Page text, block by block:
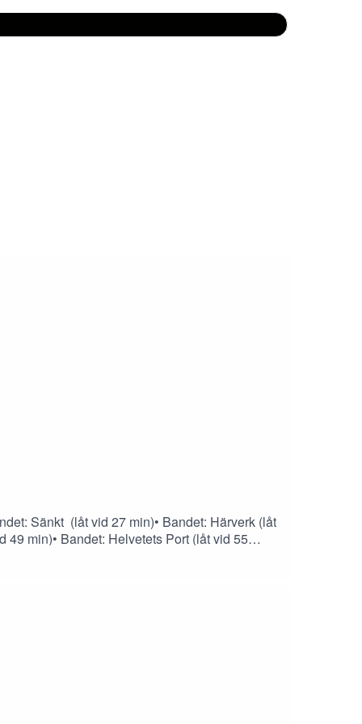
Sänkt (låt vid 27 min)• Bandet: Härverk (låt
min)• Bandet: Helvetets Port (låt vid 55
Bandet: Prescriptiondeath (låt vid 85
track/hockeyfarsa-unreleased-2014 ▶
www.youtube.com/channel/UCMKc7v2KV
all Bandcamp:https://kallarpodden.b